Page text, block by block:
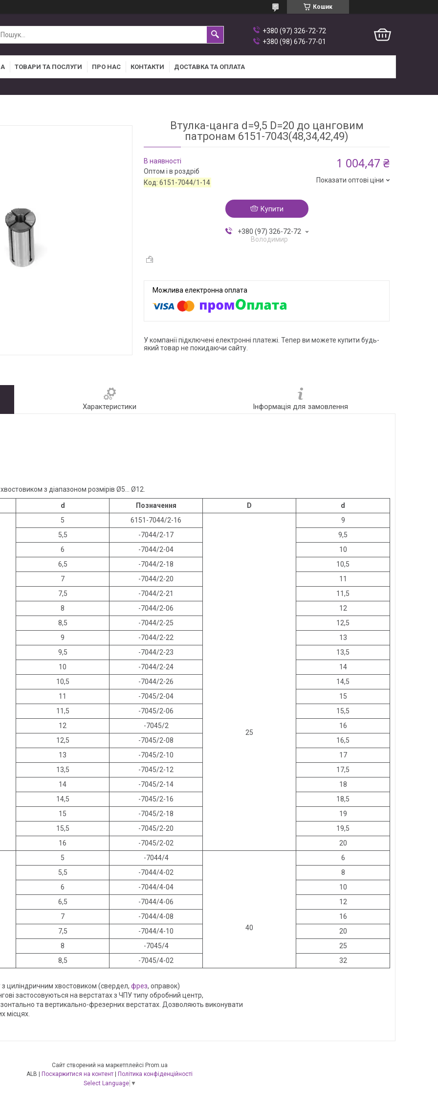
Кошик
+380 (97) 326-72-72
+380 (98) 676-77-01
ТОВАРИ ТА ПОСЛУГИ ПРО НАС КОНТАКТИ ДОСТАВКА ТА ОПЛАТА
Втулка-цанга d=9,5 D=20 до цанговим
патронам 6151-7043(48,34,42,49)
В наявності
Оптом і в роздріб
Код:6151-7044/1-14
1 004,47 ₴
Показати оптові ціни
Купити
+380 (97) 326-72-72
Володимир
У компанії підключені електронні платежі. Тепер ви можете купити будь-
який товар не покидаючи сайту.
Характеристики Інформація для замовлення
з діапазоном розмірів Ø5... Ø12.
d Позначення D
d
5
6151-7044/2-16
25
9
5,5
-7044/2-17
9,5
6
-7044/2-04
10
6,5
-7044/2-18
10,5
7
-7044/2-20
11
7,5
-7044/2-21
11,5
8
-7044/2-06
12
8,5
-7044/2-25
12,5
9
-7044/2-22
13
9,5
-7044/2-23
13,5
10
-7044/2-24
14
10,5
-7044/2-26
14,5
11
-7045/2-04
15
11,5
-7045/2-06
15,5
12
-7045/2
16
12,5
-7045/2-08
16,5
13
-7045/2-10
17
13,5
-7045/2-12
17,5
14
-7045/2-14
18
14,5
-7045/2-16
18,5
15
-7045/2-18
19
15,5
-7045/2-20
19,5
16
-7045/2-02
20
5
-7044/4
40
6
5,5
-7044/4-02
8
6
-7044/4-04
10
6,5
-7044/4-06
12
7
-7044/4-08
16
7,5
-7044/4-10
20
8
-7045/4
25
8,5
-7045/4-02 32
з циліндричним хвостовиком (свердел, фрез, оправок)
застосовуються на верстатах з ЧПУ типу обробний центр,
та вертикально-фрезерних верстатах. Дозволяють виконувати
місцях.
Сайт створений на маркетплейсі Prom.ua
Поскаржитися на контент
Політика конфіденційності
Select Language ▼